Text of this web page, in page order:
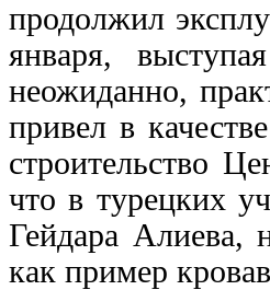
продолжил
января,
неожиданно,
привел в
строительство
что в турецких
Гейдара Алиева,
как пример